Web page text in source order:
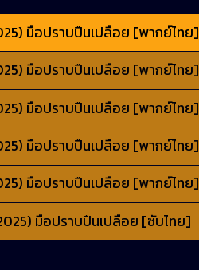
มือปราบปืนเปลือย [พากย์ไทย]
มือปราบปืนเปลือย [พากย์ไทย]
มือปราบปืนเปลือย [พากย์ไทย]
มือปราบปืนเปลือย [พากย์ไทย]
มือปราบปืนเปลือย [พากย์ไทย]
มือปราบปืนเปลือย [ซับไทย]